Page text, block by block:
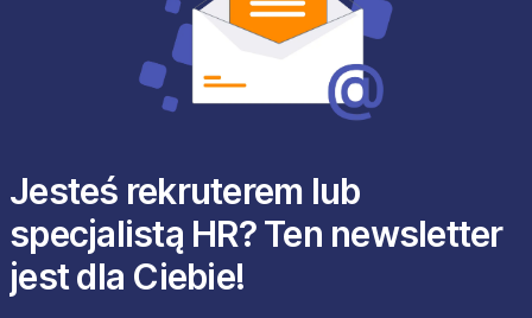
Jesteś rekruterem lub
specjalistą HR? Ten newsletter
jest dla Ciebie!